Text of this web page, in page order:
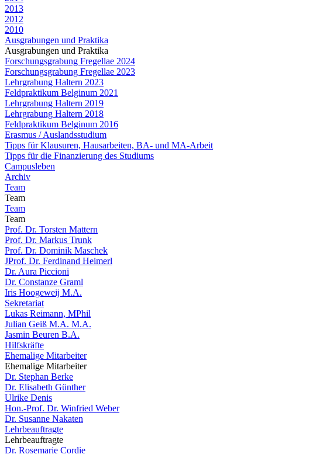
2013
2012
2010
Ausgrabungen und Praktika
Ausgrabungen und Praktika
Forschungsgrabung Fregellae 2024
Forschungsgrabung Fregellae 2023
Lehrgrabung Haltern 2023
Feldpraktikum Belginum 2021
Lehrgrabung Haltern 2019
Lehrgrabung Haltern 2018
Feldpraktikum Belginum 2016
Erasmus / Auslandsstudium
Tipps für Klausuren, Hausarbeiten, BA- und MA-Arbeit
Tipps für die Finanzierung des Studiums
Campusleben
Archiv
Team
Team
Team
Team
Prof. Dr. Torsten Mattern
Prof. Dr. Markus Trunk
Prof. Dr. Dominik Maschek
JProf. Dr. Ferdinand Heimerl
Dr. Aura Piccioni
Dr. Constanze Graml
Iris Hoogeweij M.A.
Sekretariat
Lukas Reimann, MPhil
Julian Geiß M.A. M.A.
Jasmin Beuren B.A.
Hilfskräfte
Ehemalige Mitarbeiter
Ehemalige Mitarbeiter
Dr. Stephan Berke
Dr. Elisabeth Günther
Ulrike Denis
Hon.-Prof. Dr. Winfried Weber
Dr. Susanne Nakaten
Lehrbeauftragte
Lehrbeauftragte
Dr. Rosemarie Cordie